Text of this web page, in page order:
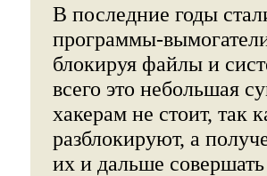
В последние годы
программы-
блокируя файлы и
всего это небольшая
хакерам не стоит, так
разблокируют, а
их и дальше